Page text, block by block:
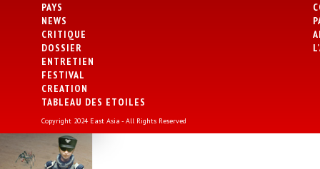
PAYS
NEWS
CRITIQUE
DOSSIER
ENTRETIEN
FESTIVAL
CREATION
TABLEAU DES ETOILES
Copyright 2024 East Asia - All Rights Reserved